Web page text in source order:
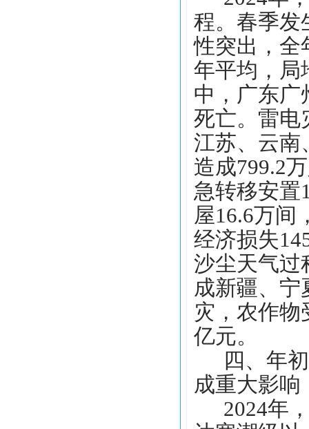
程。春季发
性突出，全
年平均，局
中，广东广
死亡。雷电
江苏、云南
造成799.2
急转移安置
屋16.6万间
经济损失
沙尘天气过
成新疆、宁
灾，农作物
亿元。
四、年
成重大影响
2024年